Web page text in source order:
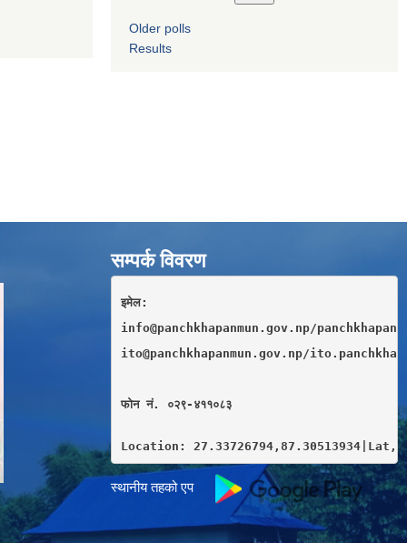
Older polls
Results
सम्पर्क विवरण
इमेल:
info@panchkhapanmun.gov.np/
ito@panchkhapanmun.gov.np/
फाेन नं. ०२९-४११०८३
Location:
स्थानीय तहको एप